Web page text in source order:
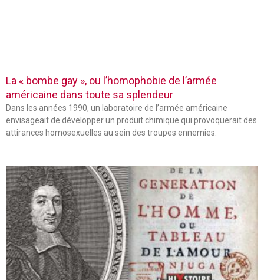
La « bombe gay », ou l’homophobie de l’armée
américaine dans toute sa splendeur
Dans les années 1990, un laboratoire de l’armée américaine
envisageait de développer un produit chimique qui provoquerait des
attirances homosexuelles au sein des troupes ennemies.